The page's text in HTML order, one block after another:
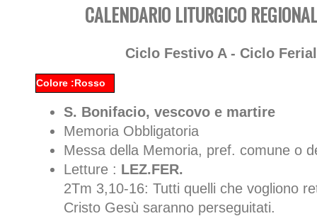
CALENDARIO LITURGICO
Ciclo Festivo A - Ciclo
Colore :Rosso
S. Bonifacio, vescovo e martire
Memoria Obbligatoria
Messa della Memoria, pref. comune o
Letture : LEZ.FER.
2Tm 3,10-16: Tutti quelli che vogliono
Cristo Gesù saranno perseguitati.